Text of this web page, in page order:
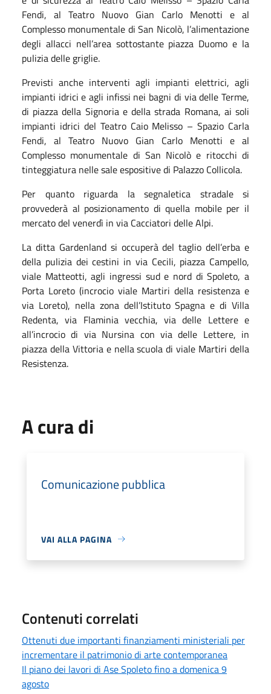
Fendi, al Teatro Nuovo Gian Carlo Menotti e al
Complesso monumentale di San Nicolò, l’alimentazione
degli allacci nell’area sottostante piazza Duomo e la
pulizia delle griglie.
Previsti anche interventi agli impianti elettrici, agli
impianti idrici e agli infissi nei bagni di via delle Terme,
di piazza della Signoria e della strada Romana, ai soli
impianti idrici del Teatro Caio Melisso – Spazio Carla
Fendi, al Teatro Nuovo Gian Carlo Menotti e al
Complesso monumentale di San Nicolò e ritocchi di
tinteggiatura nelle sale espositive di Palazzo Collicola.
Per quanto riguarda la segnaletica stradale si
provvederà al posizionamento di quella mobile per il
mercato del venerdì in via Cacciatori delle Alpi.
La ditta Gardenland si occuperà del taglio dell’erba e
della pulizia dei cestini in via Cecili, piazza Campello,
viale Matteotti, agli ingressi sud e nord di Spoleto, a
Porta Loreto (incrocio viale Martiri della resistenza e
via Loreto), nella zona dell’Istituto Spagna e di Villa
Redenta, via Flaminia vecchia, via delle Lettere e
all’incrocio di via Nursina con via delle Lettere, in
piazza della Vittoria e nella scuola di viale Martiri della
Resistenza.
A cura di
Comunicazione pubblica
VAI ALLA PAGINA
Contenuti correlati
Ottenuti due importanti finanziamenti ministeriali per
incrementare il patrimonio di arte contemporanea
Il piano dei lavori di Ase Spoleto fino a domenica 9
agosto